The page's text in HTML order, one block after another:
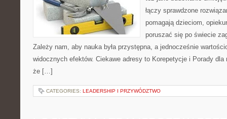
łączy sprawdzone
pomagają dzieciom,
poruszać się po świecie
Zależy nam, aby nauka była przystępna, a jednocześnie
widocznych efektów. Ciekawe adresy to Korepetycje i Porady dla
że […]
CATEGORIES: LEADERSHIP I PRZYWÓDZTWO